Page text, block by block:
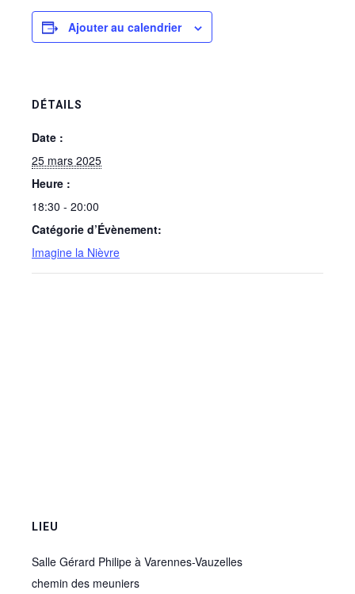
Ajouter au calendrier
DÉTAILS
Date :
25 mars 2025
Heure :
18:30 - 20:00
Catégorie d’Évènement:
Imagine la Nièvre
LIEU
Salle Gérard Philipe à Varennes-Vauzelles
chemin des meuniers